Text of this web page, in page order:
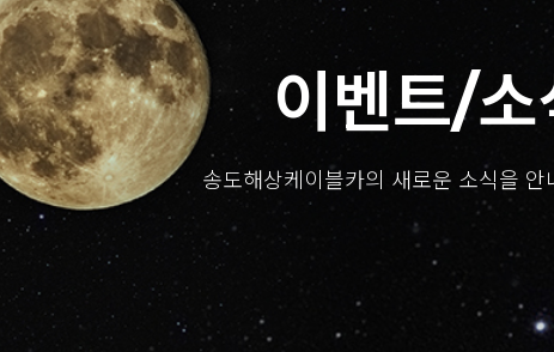
이벤트/소
송도해상케이블카의 새로운 소식을 안